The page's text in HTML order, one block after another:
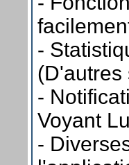
-
(D'autres
-
Voyant
-